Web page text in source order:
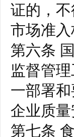
证的，
市场准
第六条
监督管
一部署
企业质量
第七条